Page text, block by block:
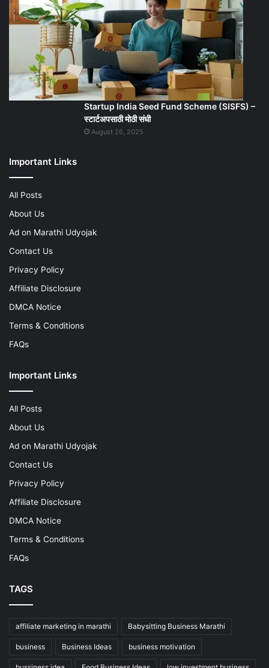
Startup India Seed Fund Scheme (SISFS) –
स्टार्टअपसाठी मोठी संधी
August 26, 2025
Important Links
All Posts
About Us
Ad on Marathi Udyojak
Contact Us
Privacy Policy
Affiliate Disclosure
DMCA Notice
Terms & Conditions
FAQs
Important Links
All Posts
About Us
Ad on Marathi Udyojak
Contact Us
Privacy Policy
Affiliate Disclosure
DMCA Notice
Terms & Conditions
FAQs
TAGS
affiliate marketing in marathi Babysitting Business Marathi
business Business Ideas business motivation